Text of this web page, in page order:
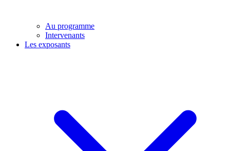
Au programme
Intervenants
Les exposants